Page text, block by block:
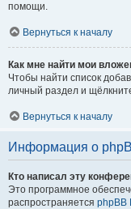
помощи.
Вернуться к началу
Как мне найти мои
Чтобы найти список
личный раздел и
Вернуться к началу
Информация о
Кто написал эту
Это программное
распространяется phpBB